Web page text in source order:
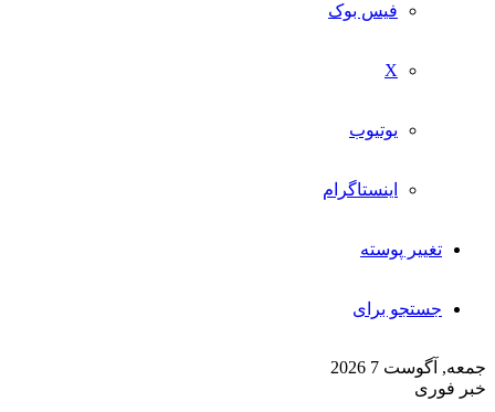
فیس بوک
X
یوتیوب
اینستاگرام
تغییر پوسته
جستجو برای
جمعه, آگوست 7 2026
خبر فوری